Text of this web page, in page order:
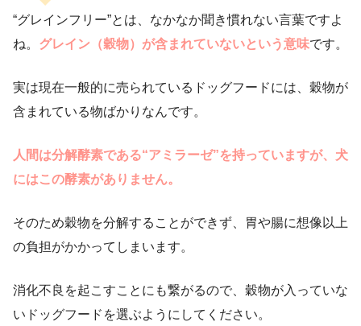
“グレインフリー”とは、なかなか聞き慣れない言葉ですよ
ね。 グレイン（穀物）が含まれていないという意味です。
実は現在一般的に売られているドッグフードには、穀物が
含まれている物ばかりなんです。
人間は分解酵素である“アミラーゼ”を持っていますが、犬
にはこの酵素がありません。
そのため穀物を分解することができず、胃や腸に想像以上
の負担がかかってしまいます。
消化不良を起こすことにも繋がるので、穀物が入っていな
いドッグフードを選ぶようにしてください。